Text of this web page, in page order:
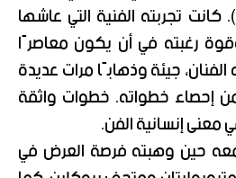
(قاعة البارح عام 2012). كانت تجربته الفنية التي عاشها
رغبته في أن يكون معاصرًا
جيئة وذهابًا مرات عديدة
إحصاء خطواته. خطوات واثقة
إنسانية الفن.
حين وهبته فرصة العرض في